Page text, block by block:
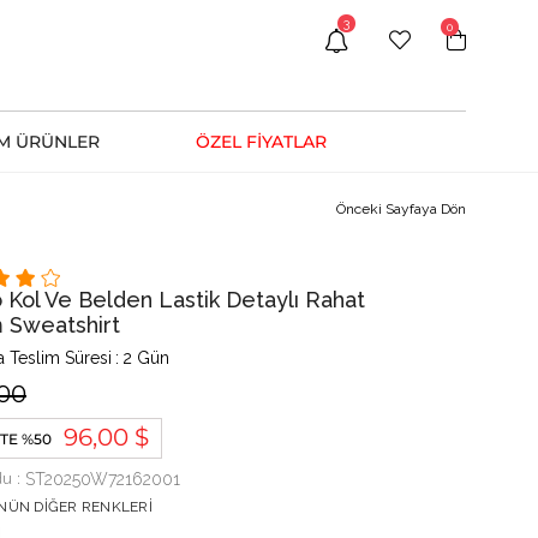
0
3
ÜRÜNLER ÖZEL FİYATLAR
Önceki Sayfaya Dön
Kol Ve Belden Lastik Detaylı Rahat
Sweatshirt
Teslim Süresi : 2 Gün
%50 96,00 $
ST20250W72162001
DIĞER RENKLERI